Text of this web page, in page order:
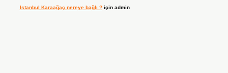
Istanbul Karaağaç nereye bağlı ?için admin